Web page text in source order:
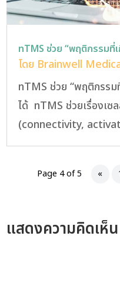
nTMS ช่วย “พฤติกรรมที่
โดย Brainwell
nTMS ช่วย “พฤติกรร
ได้ nTMS ช่วยเรื่องเ
(connectivity,
Page 4 of 5 «
แสดงความคิดเห็น